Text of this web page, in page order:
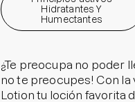
Hidratantes Y
Humectantes
¿Te preocupa no poder
no te preocupes! Con
Lotion tu loción favorita